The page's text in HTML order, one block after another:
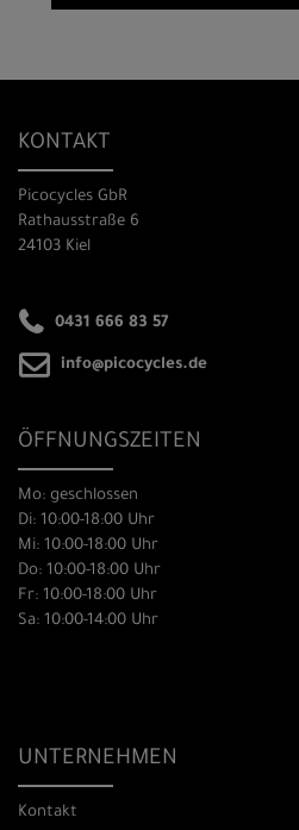
KONTAKT
Picocycles GbR
Rathausstraße 6
24103 Kiel
0431 666 83 57
info@picocycles.de
ÖFFNUNGSZEITEN
Mo: geschlossen
Di: 10:00-18:00 Uhr
Mi: 10:00-18:00 Uhr
Do: 10:00-18:00 Uhr
Fr: 10:00-18:00 Uhr
Sa: 10:00-14:00 Uhr
UNTERNEHMEN
Kontakt